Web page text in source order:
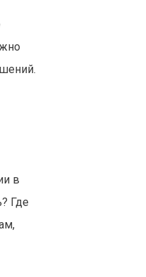
в
Где